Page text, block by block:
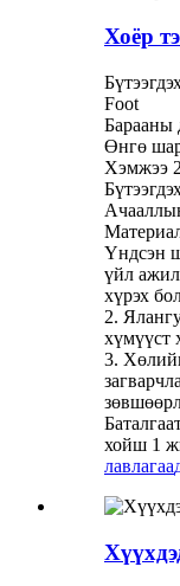
Хоёр
Foot
Барааны
Өнгө
Хэмжээ
Үндсэн
үйл
хүрэх
2.
хүмүүст
3.
хойш 1
лавлагаа